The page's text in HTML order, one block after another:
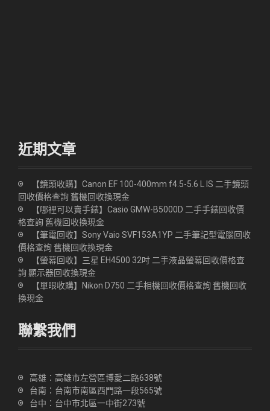
近期文章
【鏡頭收購】Canon EF 100-400mm f4.5-5.6 L IS 二手鏡頭
回收價格查詢 舊機回收換現金
【哪裡可以賣手錶】Casio GMW-B5000D 二手手錶回收價
格查詢 舊機回收換現金
【筆電回收】Sony Vaio SVF153A1YP 二手筆記型電腦回收
價格查詢 舊機回收換現金
【螢幕回收】三星 EH4500 32吋 二手液晶螢幕回收價格查
詢 顯示器回收換現金
【單眼收購】Nikon D750 二手相機回收價格查詢 舊機回收
換現金
聯繫我們
高雄： 高雄市左營區博愛二路638號
台南： 台南市南區西門路一段565號
台中： 台中市北區一中街273號